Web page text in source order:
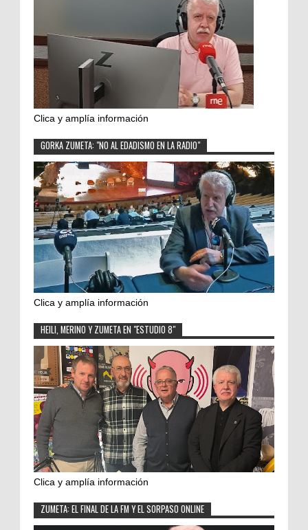
Clica y amplía información
GORKA ZUMETA: "NO AL EDADISMO EN LA RADIO"
Clica y amplía información
HEILI, MERINO Y ZUMETA EN "ESTUDIO 8"
Clica y amplía información
ZUMETA: EL FINAL DE LA FM Y EL SORPASO ONLINE